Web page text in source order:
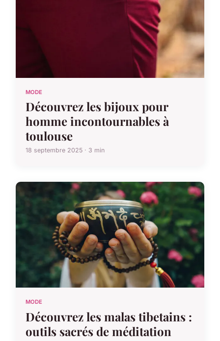
MODE
Découvrez les bijoux pour
homme incontournables à
toulouse
18 septembre 2025 · 3 min
MODE
Découvrez les malas tibetains :
outils sacrés de méditation